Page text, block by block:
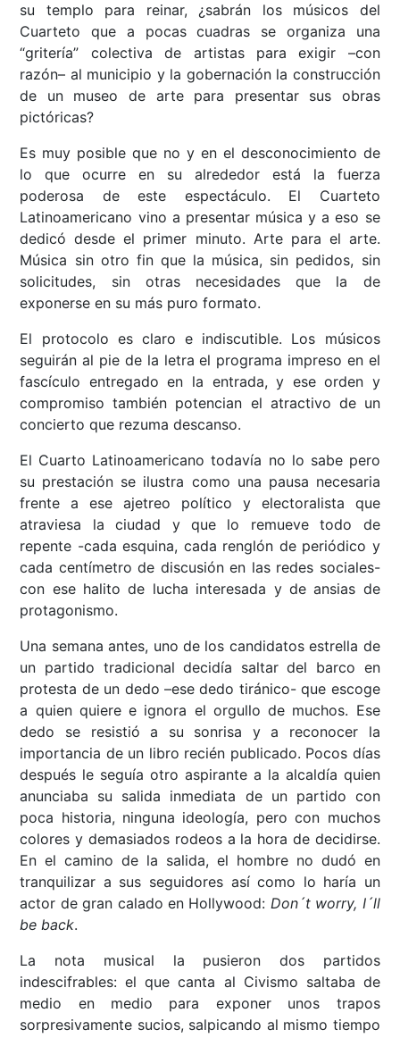
su templo para reinar, ¿sabrán los músicos del
Cuarteto que a pocas cuadras se organiza una
“gritería” colectiva de artistas para exigir –con
razón– al municipio y la gobernación la construcción
de un museo de arte para presentar sus obras
pictóricas?
Es muy posible que no y en el desconocimiento de
lo que ocurre en su alrededor está la fuerza
poderosa de este espectáculo. El Cuarteto
Latinoamericano vino a presentar música y a eso se
dedicó desde el primer minuto. Arte para el arte.
Música sin otro fin que la música, sin pedidos, sin
solicitudes, sin otras necesidades que la de
exponerse en su más puro formato.
El protocolo es claro e indiscutible. Los músicos
seguirán al pie de la letra el programa impreso en el
fascículo entregado en la entrada, y ese orden y
compromiso también potencian el atractivo de un
concierto que rezuma descanso.
El Cuarto Latinoamericano todavía no lo sabe pero
su prestación se ilustra como una pausa necesaria
frente a ese ajetreo político y electoralista que
atraviesa la ciudad y que lo remueve todo de
repente -cada esquina, cada renglón de periódico y
cada centímetro de discusión en las redes sociales-
con ese halito de lucha interesada y de ansias de
protagonismo.
Una semana antes, uno de los candidatos estrella de
un partido tradicional decidía saltar del barco en
protesta de un dedo –ese dedo tiránico- que escoge
a quien quiere e ignora el orgullo de muchos. Ese
dedo se resistió a su sonrisa y a reconocer la
importancia de un libro recién publicado. Pocos días
después le seguía otro aspirante a la alcaldía quien
anunciaba su salida inmediata de un partido con
poca historia, ninguna ideología, pero con muchos
colores y demasiados rodeos a la hora de decidirse.
En el camino de la salida, el hombre no dudó en
tranquilizar a sus seguidores así como lo haría un
actor de gran calado en Hollywood: Don´t worry, I´ll
be back.
La nota musical la pusieron dos partidos
indescifrables: el que canta al Civismo saltaba de
medio en medio para exponer unos trapos
sorpresivamente sucios, salpicando al mismo tiempo